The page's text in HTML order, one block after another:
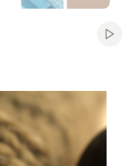
stronę.